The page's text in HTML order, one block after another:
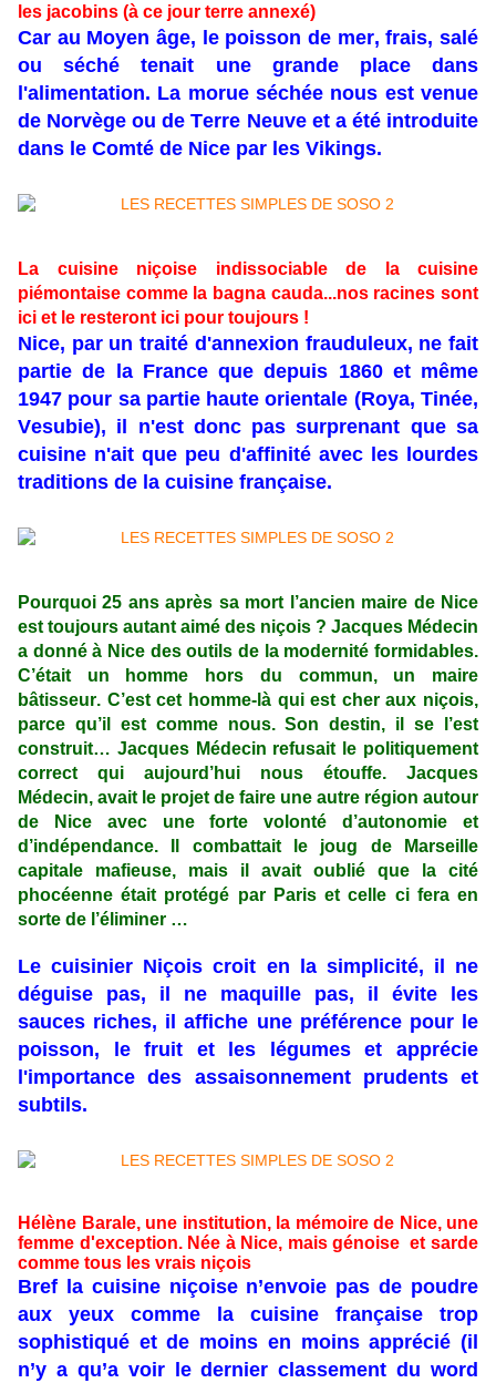
les jacobins (à ce jour terre annexé)
Car au Moyen âge, le poisson de mer, frais, salé
ou séché tenait une grande place dans
l'alimentation. La morue séchée nous est venue
de Norvège ou de Terre Neuve et a été introduite
dans le Comté de Nice par les Vikings.
La cuisine niçoise indissociable de la cuisine
piémontaise comme la bagna cauda...nos racines sont
ici et le resteront ici pour toujours !
Nice, par un traité d'annexion frauduleux, ne fait
partie de la France que depuis 1860 et même
1947 pour sa partie haute orientale (Roya, Tinée,
Vesubie), il n'est donc pas surprenant que sa
cuisine n'ait que peu d'affinité avec les lourdes
traditions de la cuisine française.
Pourquoi 25 ans après sa mort l’ancien maire de Nice
est toujours autant aimé des niçois ? Jacques Médecin
a donné à Nice des outils de la modernité formidables.
C’était un homme hors du commun, un maire
bâtisseur. C’est cet homme-là qui est cher aux niçois,
parce qu’il est comme nous. Son destin, il se l’est
construit… Jacques Médecin refusait le politiquement
correct qui aujourd’hui nous étouffe. Jacques
Médecin, avait le projet de faire une autre région autour
de Nice avec une forte volonté d’autonomie et
d’indépendance. Il combattait le joug de Marseille
capitale mafieuse, mais il avait oublié que la cité
phocéenne était protégé par Paris et celle ci fera en
sorte de l’éliminer …
Le cuisinier Niçois croit en la simplicité, il ne
déguise pas, il ne maquille pas, il évite les
sauces riches, il affiche une préférence pour le
poisson, le fruit et les légumes et apprécie
l'importance des assaisonnement prudents et
subtils.
Hélène Barale, une institution, la mémoire de Nice, une
femme d'exception. Née à Nice, mais génoise et sarde
comme tous les vrais niçois
Bref la cuisine niçoise n’envoie pas de poudre
aux yeux comme la cuisine française trop
sophistiqué et de moins en moins apprécié (il
n’y a qu’a voir le dernier classement du word